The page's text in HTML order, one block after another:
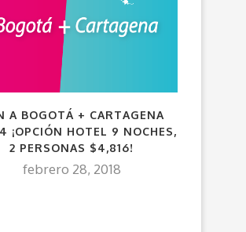
A BOGOTÁ + CARTAGENA
¡OPCIÓN HOTEL 9 NOCHES,
2 PERSONAS $4,816!
febrero 28, 2018